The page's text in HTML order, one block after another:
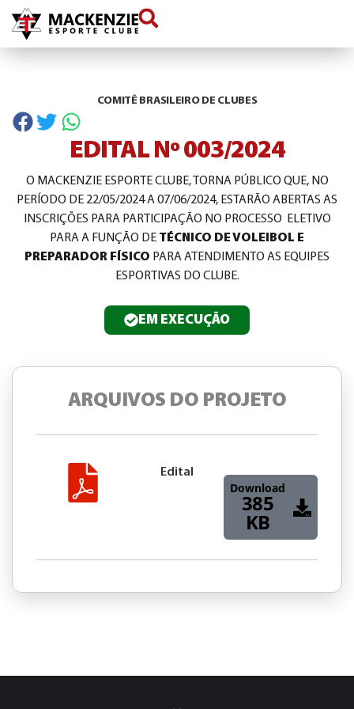
conteúdo
COMITÊ BRASILEIRO DE CLUBES
EDITAL Nº 003/2024
O MACKENZIE ESPORTE CLUBE, TORNA PÚBLICO QUE, NO
PERÍODO DE 22/05/2024 A 07/06/2024, ESTARÃO ABERTAS AS
INSCRIÇÕES PARA PARTICIPAÇÃO NO PROCESSO ELETIVO
PARA A FUNÇÃO DE TÉCNICO DE VOLEIBOL E
PREPARADOR FÍSICO PARA ATENDIMENTO AS EQUIPES
ESPORTIVAS DO CLUBE.
EM EXECUÇÃO
ARQUIVOS DO PROJETO
Edital
Download
385
KB